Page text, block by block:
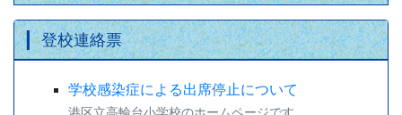
登校連絡票
学校感染症による出席停止について